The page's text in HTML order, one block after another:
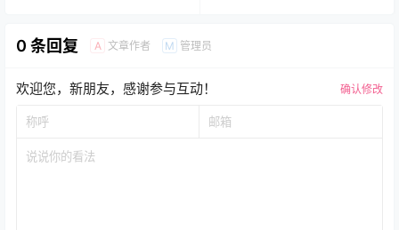
0 条回复 A 文章作者 M 管理员
欢迎您，新朋友，感谢参与互动！ 确认修改